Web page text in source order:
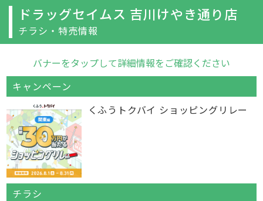
ドラッグセイムス 吉川けやき通り店
チラシ・特売情報
バナーをタップして詳細情報をご確認ください
キャンペーン
くふうトクバイ ショッピングリレー
チラシ